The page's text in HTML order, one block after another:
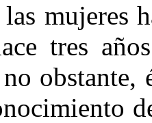
las mujeres
tres
obstante,